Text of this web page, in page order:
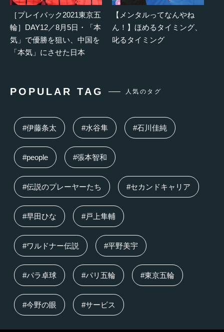
［プレイバック2021東京五
輪］DAY12／8月5日・「本
気」で優勝を狙い、中国を
「本気」にさせた日本
【メンタルってなんやね
ん！】ほめるタイミング、
叱るタイミング
POPULAR TAG 人気のタグ
#伊藤条太 #水谷隼 #石川佳純
#people #張本智和
#伝説のプレーヤーたち #セカンドキャリア
#早田ひな #戸上隼輔
#ワルドナー伝説 #平野美宇
#パラ卓球 #パリ五輪 #東京五輪
#今野の眼 #サービス